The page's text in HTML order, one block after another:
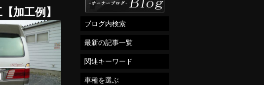
加工例】
ブログ内検索
最新の記事一覧
関連キーワード
車種を選ぶ